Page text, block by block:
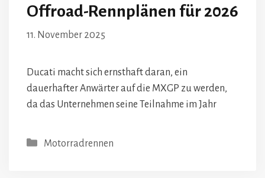
Offroad-Rennplänen für 2026
11. November 2025
Ducati macht sich ernsthaft daran, ein
dauerhafter Anwärter auf die MXGP zu werden,
da das Unternehmen seine Teilnahme im Jahr
Kategorien
Motorradrennen